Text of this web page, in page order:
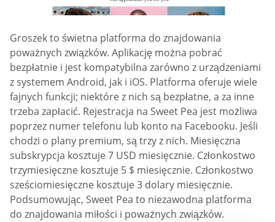
Groszek to świetna platforma do znajdowania
poważnych związków. Aplikację można pobrać
bezpłatnie i jest kompatybilna zarówno z urządzeniami
z systemem Android, jak i iOS. Platforma oferuje wiele
fajnych funkcji; niektóre z nich są bezpłatne, a za inne
trzeba zapłacić. Rejestracja na Sweet Pea jest możliwa
poprzez numer telefonu lub konto na Facebooku. Jeśli
chodzi o plany premium, są trzy z nich. Miesięczna
subskrypcja kosztuje 7 USD miesięcznie. Członkostwo
trzymiesięczne kosztuje 5 $ miesięcznie. Członkostwo
sześciomiesięczne kosztuje 3 dolary miesięcznie.
Podsumowując, Sweet Pea to niezawodna platforma
do znajdowania miłości i poważnych związków.